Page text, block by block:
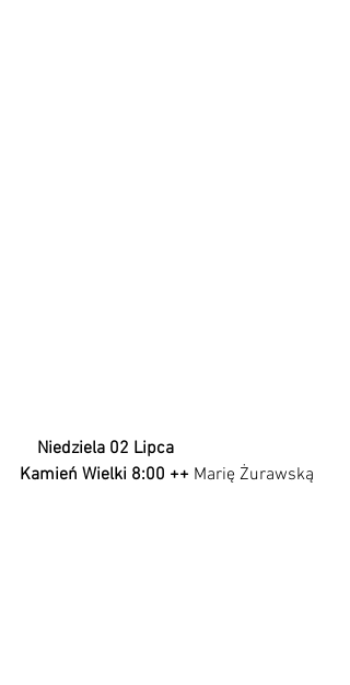
Niedziela 02 Lipca
Kamień Wielki 8:00 ++ Marię Żurawską